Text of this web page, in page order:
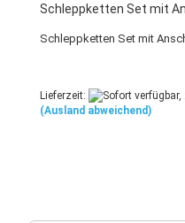
Schleppketten Set mit
Schleppketten Set mit
Lieferzeit:
(Ausland abweichend)